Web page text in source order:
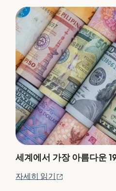
세계에서 가장 아름다운
자세히 읽기